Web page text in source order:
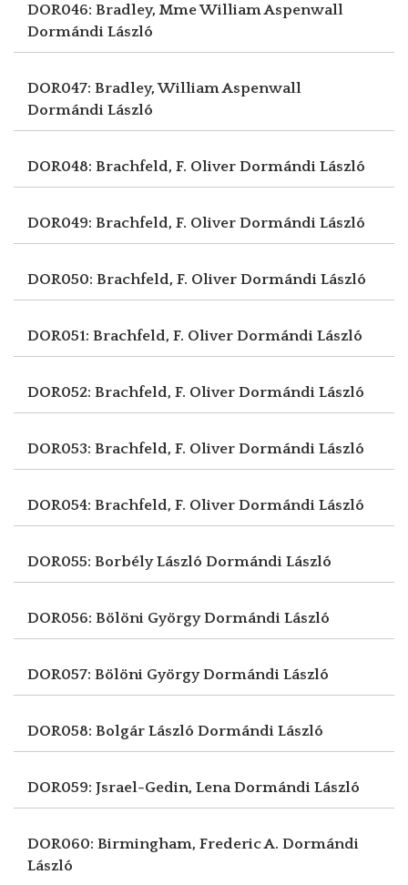
DOR046: Bradley, Mme William Aspenwall
Dormándi László
DOR047: Bradley, William Aspenwall
Dormándi László
DOR048: Brachfeld, F. Oliver Dormándi László
DOR049: Brachfeld, F. Oliver Dormándi László
DOR050: Brachfeld, F. Oliver Dormándi László
DOR051: Brachfeld, F. Oliver Dormándi László
DOR052: Brachfeld, F. Oliver Dormándi László
DOR053: Brachfeld, F. Oliver Dormándi László
DOR054: Brachfeld, F. Oliver Dormándi László
DOR055: Borbély László Dormándi László
DOR056: Bölöni GyörgyDormándi László
DOR057: Bölöni GyörgyDormándi László
DOR058: Bolgár László Dormándi László
DOR059: Jsrael-Gedin, LenaDormándi László
DOR060: Birmingham, Frederic A. Dormándi
László